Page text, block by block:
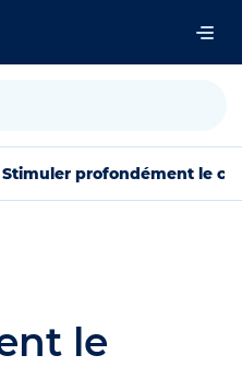
Stimuler profondément le
le